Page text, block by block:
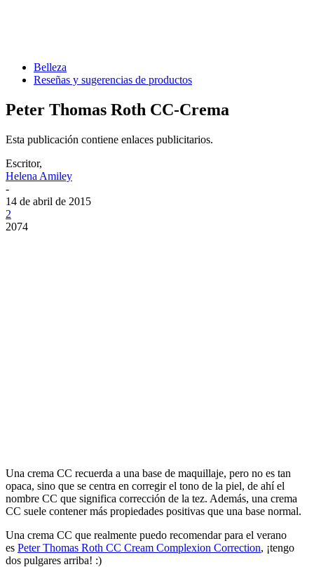
Belleza
Reseñas y sugerencias de productos
Peter Thomas Roth CC-Crema
Esta publicación contiene enlaces publicitarios.
Escritor,
Helena Amiley
-
14 de abril de 2015
2
2074
Una crema CC recuerda a una base de maquillaje, pero no es tan
opaca, sino que se centra en corregir el tono de la piel, de ahí el
nombre CC que significa corrección de la tez. Además, una crema
CC suele contener más propiedades positivas que una base normal.
Una crema CC que realmente puedo recomendar para el verano
es Peter Thomas Roth CC Cream Complexion Correction, ¡tengo
dos pulgares arriba! :)